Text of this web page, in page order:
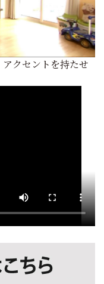
クセントを持たせ